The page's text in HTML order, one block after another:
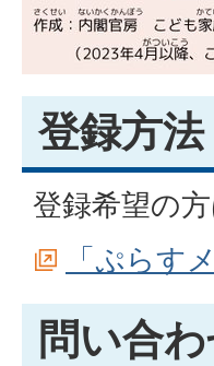
登録方法
登録希望の
「ぷらす
問い合